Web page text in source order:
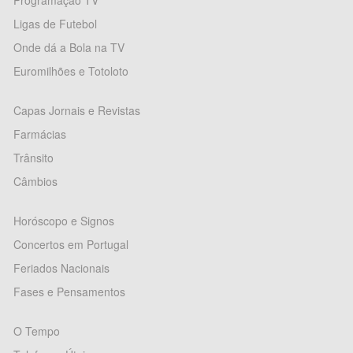
Ligas de Futebol
Onde dá a Bola na TV
Euromilhões e Totoloto
Capas Jornais e Revistas
Farmácias
Trânsito
Câmbios
Horóscopo e Signos
Concertos em Portugal
Feriados Nacionais
Fases e Pensamentos
O Tempo